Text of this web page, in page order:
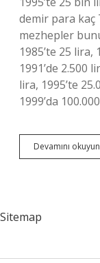
demir para kaç
mezhepler
1985’te 25 lira,
1991’de 2.500
lira, 1995’te
1999’da
Devamını okuyun
Sitemap